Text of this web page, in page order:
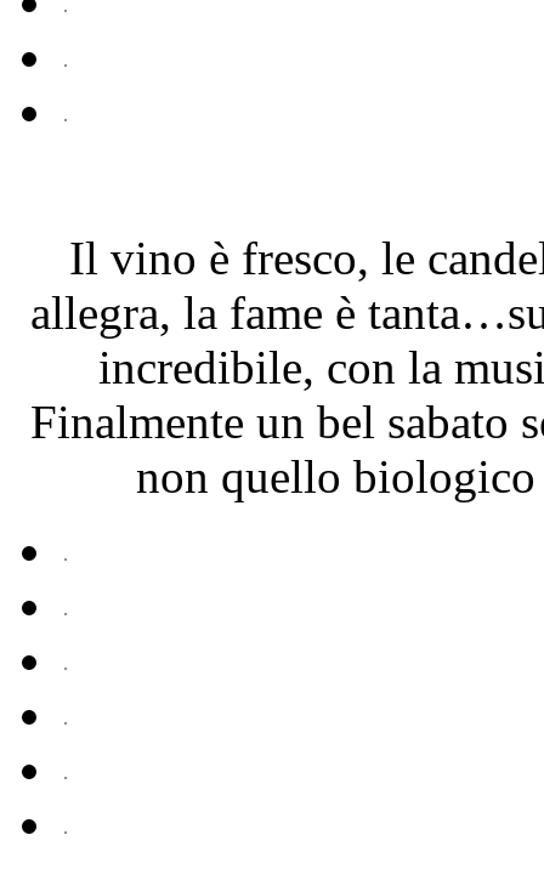
Il vino è fresco, le
allegra, la fame è
incredibile, con la
Finalmente un bel sabato
non quello biologico